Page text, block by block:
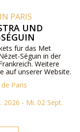
PARIS
UND
für das Met
Séguin in der
Weitere
auf unserer Website.
Paris
2026 - Mi. 02 Sept.